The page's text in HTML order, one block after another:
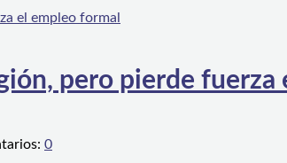
pero pierde fuerza
0